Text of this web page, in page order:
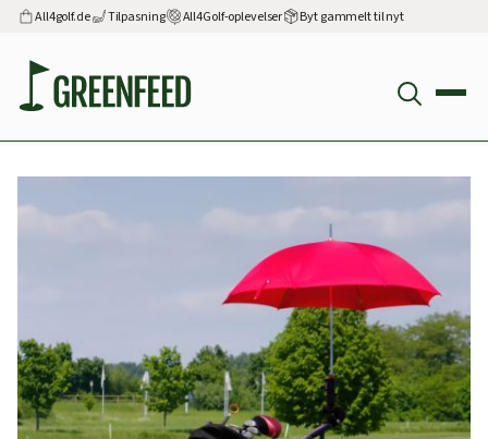
All4golf.de Tilpasning All4Golf-oplevelser Byt gammelt til nyt